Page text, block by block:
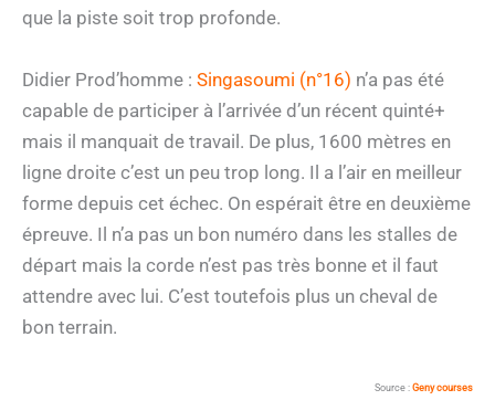
que la piste soit trop profonde.
Didier Prod’homme : Singasoumi (n°16) n’a pas été
capable de participer à l’arrivée d’un récent quinté+
mais il manquait de travail. De plus, 1600 mètres en
ligne droite c’est un peu trop long. Il a l’air en meilleur
forme depuis cet échec. On espérait être en deuxième
épreuve. Il n’a pas un bon numéro dans les stalles de
départ mais la corde n’est pas très bonne et il faut
attendre avec lui. C’est toutefois plus un cheval de
bon terrain.
Source : Geny courses